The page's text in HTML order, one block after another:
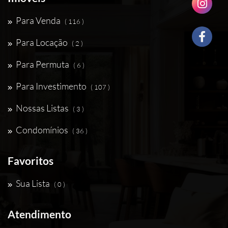
Para Venda ( 116 )
Para Locação ( 2 )
Para Permuta ( 6 )
Para Investimento ( 107 )
Nossas Listas ( 3 )
Condomínios ( 36 )
Favoritos
Sua Lista ( 0 )
Atendimento